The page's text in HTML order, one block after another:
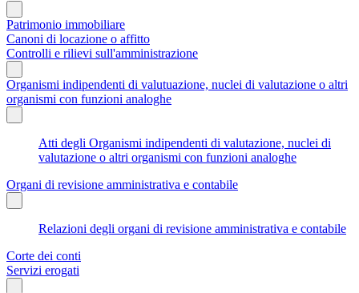
Patrimonio immobiliare
Canoni di locazione o affitto
Controlli e rilievi sull'amministrazione
Organismi indipendenti di valutuazione, nuclei di valutazione o altri
organismi con funzioni analoghe
Atti degli Organismi indipendenti di valutazione, nuclei di
valutazione o altri organismi con funzioni analoghe
Organi di revisione amministrativa e contabile
Relazioni degli organi di revisione amministrativa e contabile
Corte dei conti
Servizi erogati